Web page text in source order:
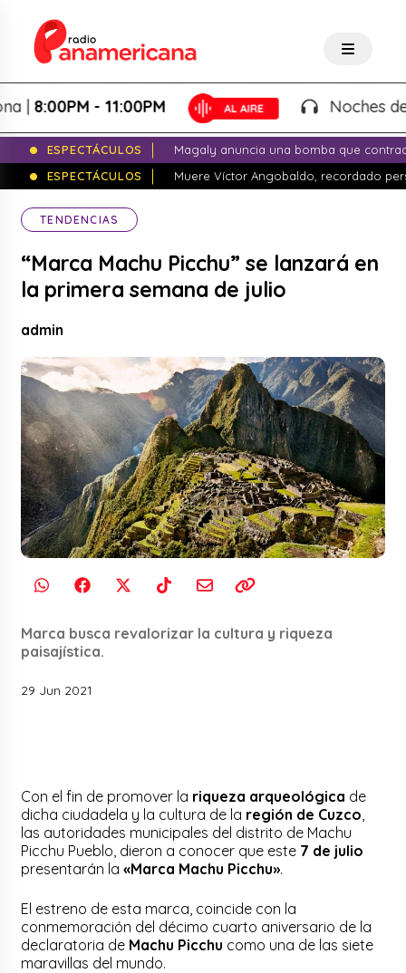
- 11:00PM Noches de
ESPECTÁCULOS
Magaly anuncia una bomba que
ESPECTÁCULOS
Muere Víctor Angobaldo, recordado
TENDENCIAS
“Marca Machu Picchu” se lanzará en
la primera semana de julio
admin
Marca busca revalorizar la cultura y riqueza
paisajística.
29 Jun 2021
Con el fin de promover la riqueza arqueológica de
dicha ciudadela y la cultura de la región de Cuzco
las autoridades municipales del distrito de Machu
Picchu Pueblo, dieron a conocer que este 7 de julio
presentarán la«Marca Machu Picchu».
El estreno de esta marca, coincide con la
conmemoración del décimo cuarto aniversario de la
declaratoria de Machu Picchu como una de las siete
maravillas del mundo.